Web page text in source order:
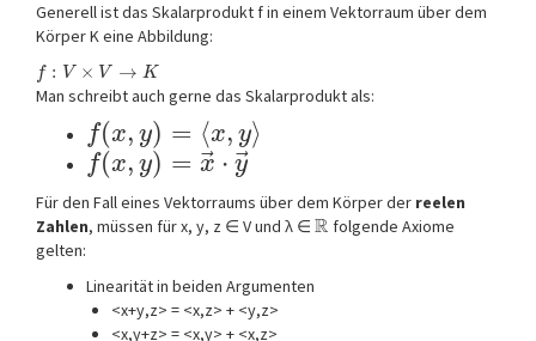
Generell ist das Skalarprodukt f in einem Vektorraum über dem
Körper K eine Abbildung:
f : V × V → K
Man schreibt auch gerne das Skalarprodukt als:
f(x, y) = ⟨x, y⟩
f(x, y) = x ⋅ y
Für den Fall eines Vektorraums über dem Körper der reelen
Zahlen, müssen für x, y, z ∈ V und λ ∈ R folgende Axiome
gelten:
Linearität in beiden Argumenten
<x+y,z> = <x,z> + <y,z>
<x,y+z> = <x,y> + <x,z>